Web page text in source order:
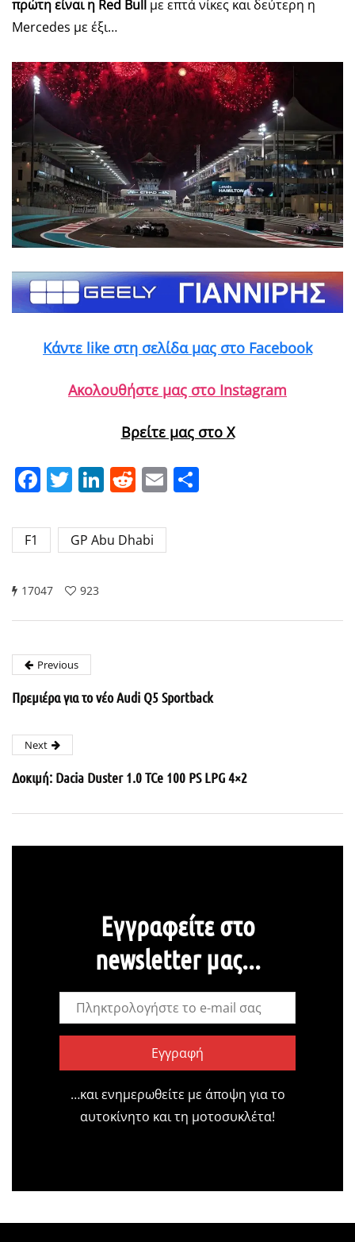
πρώτη είναι η Red Bull με επτά νίκες και δεύτερη η
Mercedes με έξι…
Κάντε like στη σελίδα μας στο Facebook
Ακολουθήστε μας στο Instagram
Βρείτε μας στο X
Facebook
Twitter
LinkedIn
Reddit
Email
F1 GP Abu Dhabi
17047 923
Previous
Πρεμιέρα για το νέο Audi Q5 Sportback
Next
Δοκιμή: Dacia Duster 1.0 TCe 100 PS LPG 4×2
Εγγραφείτε στο
newsletter μας...
Εγγραφή
…και ενημερωθείτε με άποψη για το
αυτοκίνητο και τη μοτοσυκλέτα!